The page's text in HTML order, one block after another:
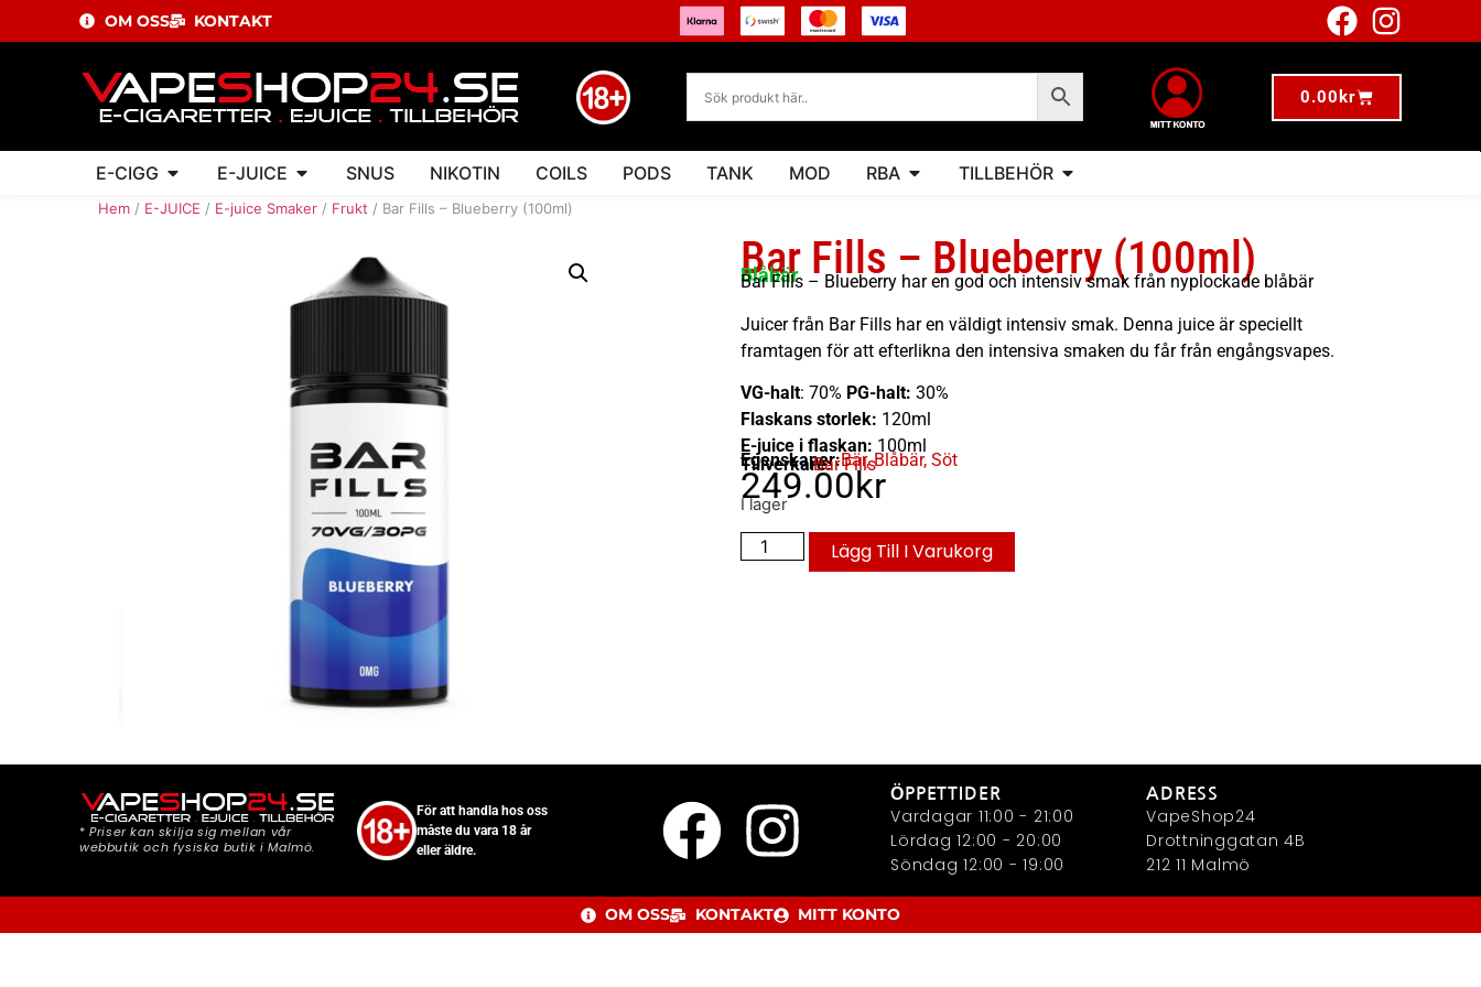
OM OSS KONTAKT
0.00 kr
E-CIGG E-JUICE SNUS NIKOTIN COILS PODS TANK MOD RBA TILLBEHÖR
Hem / E-JUICE / E-juice Smaker / Frukt / Bar Fills – Blueberry (100ml)
Bar Fills – Blueberry (100ml)
Blåbär
Bar Fills – Blueberry har en god och intensiv smak från nyplockade blåbär
Juicer från Bar Fills har en väldigt intensiv smak. Denna juice är speciellt
framtagen för att efterlikna den intensiva smaken du får från engångsvapes.
VG-halt: 70% PG-halt: 30%
Flaskans storlek: 120ml
E-juice i flaskan: 100ml
Egenskaper:Bär,Blåbär, Söt
Tillverkare:Bar Fills
249.00kr
I lager
Lägg Till I Varukorg
*Priser kan skilja sig mellan vår
webbutik och fysiska butik i Malmö.
För att handla hos oss
måste du vara 18 år
eller äldre.
ÖPPETTIDER
Vardagar 11:00 - 21:00
Lördag 12:00 - 20:00
Söndag 12:00 - 19:00
ADRESS
VapeShop24
Drottninggatan 4B
212 11 Malmö
OM OSS KONTAKT MITT KONTO